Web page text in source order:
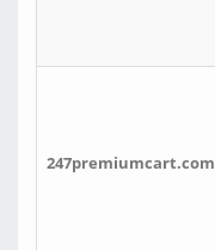
247premiumcart.com